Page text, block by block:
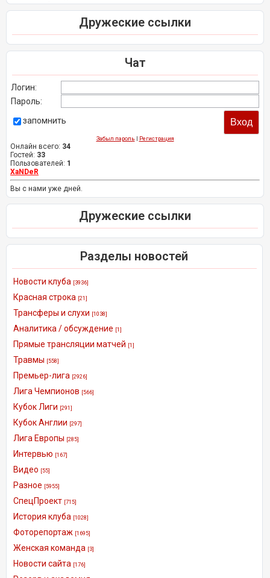
Дружеские ссылки
Чат
Логин:
Пароль:
запомнить
Забыл пароль | Регистрация
Онлайн всего: 34
Гостей: 33
Пользователей: 1
XaNDeR
Вы с нами уже дней.
Дружеские ссылки
Разделы новостей
Новости клуба [3936]
Красная строка [21]
Трансферы и слухи [1038]
Аналитика / обсуждение [1]
Прямые трансляции матчей [1]
Травмы [558]
Премьер-лига [2926]
Лига Чемпионов [566]
Кубок Лиги [291]
Кубок Англии [297]
Лига Европы [285]
Интервью [167]
Видео [55]
Разное [5955]
СпецПроект [715]
История клуба [1028]
Фоторепортаж [1695]
Женская команда [3]
Новости сайта [176]